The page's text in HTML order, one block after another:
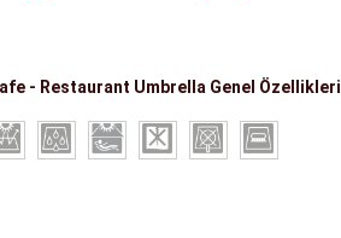
- Restaurant Umbrella Genel Özellikleri